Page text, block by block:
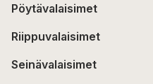
Pöytävalaisimet
Riippuvalaisimet
Seinävalaisimet